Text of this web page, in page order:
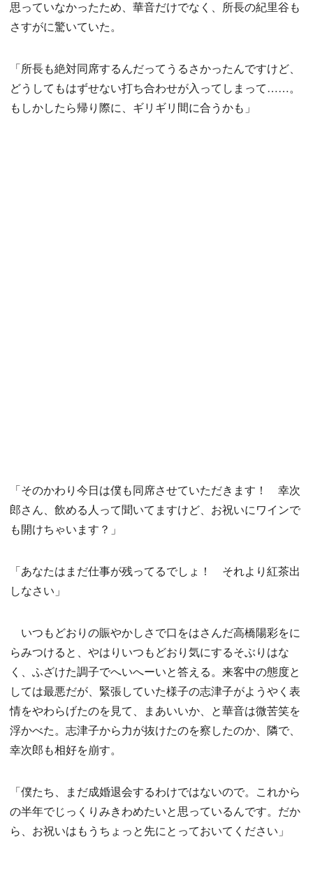
思っていなかったため、華音だけでなく、所長の紀里谷も
さすがに驚いていた。
「所長も絶対同席するんだってうるさかったんですけど、
どうしてもはずせない打ち合わせが入ってしまって……。
もしかしたら帰り際に、ギリギリ間に合うかも」
「そのかわり今日は僕も同席させていただきます！ 幸次
郎さん、飲める人って聞いてますけど、お祝いにワインで
も開けちゃいます？」
「あなたはまだ仕事が残ってるでしょ！ それより紅茶出
しなさい」
いつもどおりの賑やかしさで口をはさんだ高橋陽彩をに
らみつけると、やはりいつもどおり気にするそぶりはな
く、ふざけた調子でへいへーいと答える。来客中の態度と
しては最悪だが、緊張していた様子の志津子がようやく表
情をやわらげたのを見て、まあいいか、と華音は微苦笑を
浮かべた。志津子から力が抜けたのを察したのか、隣で、
幸次郎も相好を崩す。
「僕たち、まだ成婚退会するわけではないので。これから
の半年でじっくりみきわめたいと思っているんです。だか
ら、お祝いはもうちょっと先にとっておいてください」